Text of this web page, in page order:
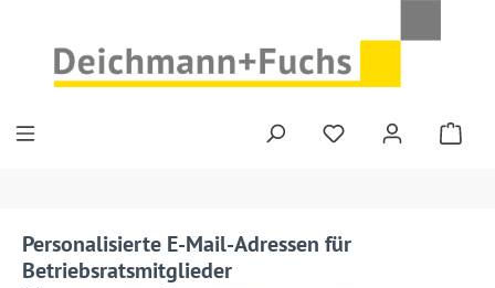
Personalisierte E-Mail-Adressen für
Betriebsratsmitglieder